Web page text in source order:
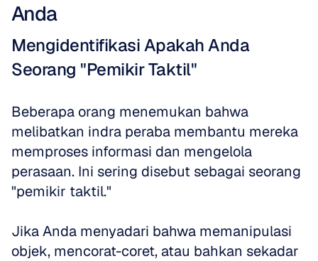
Anda
Mengidentifikasi Apakah Anda
Seorang "Pemikir Taktil"
Beberapa orang menemukan bahwa
melibatkan indra peraba membantu mereka
memproses informasi dan mengelola
perasaan. Ini sering disebut sebagai seorang
"pemikir taktil."
Jika Anda menyadari bahwa memanipulasi
objek, mencorat-coret, atau bahkan sekadar